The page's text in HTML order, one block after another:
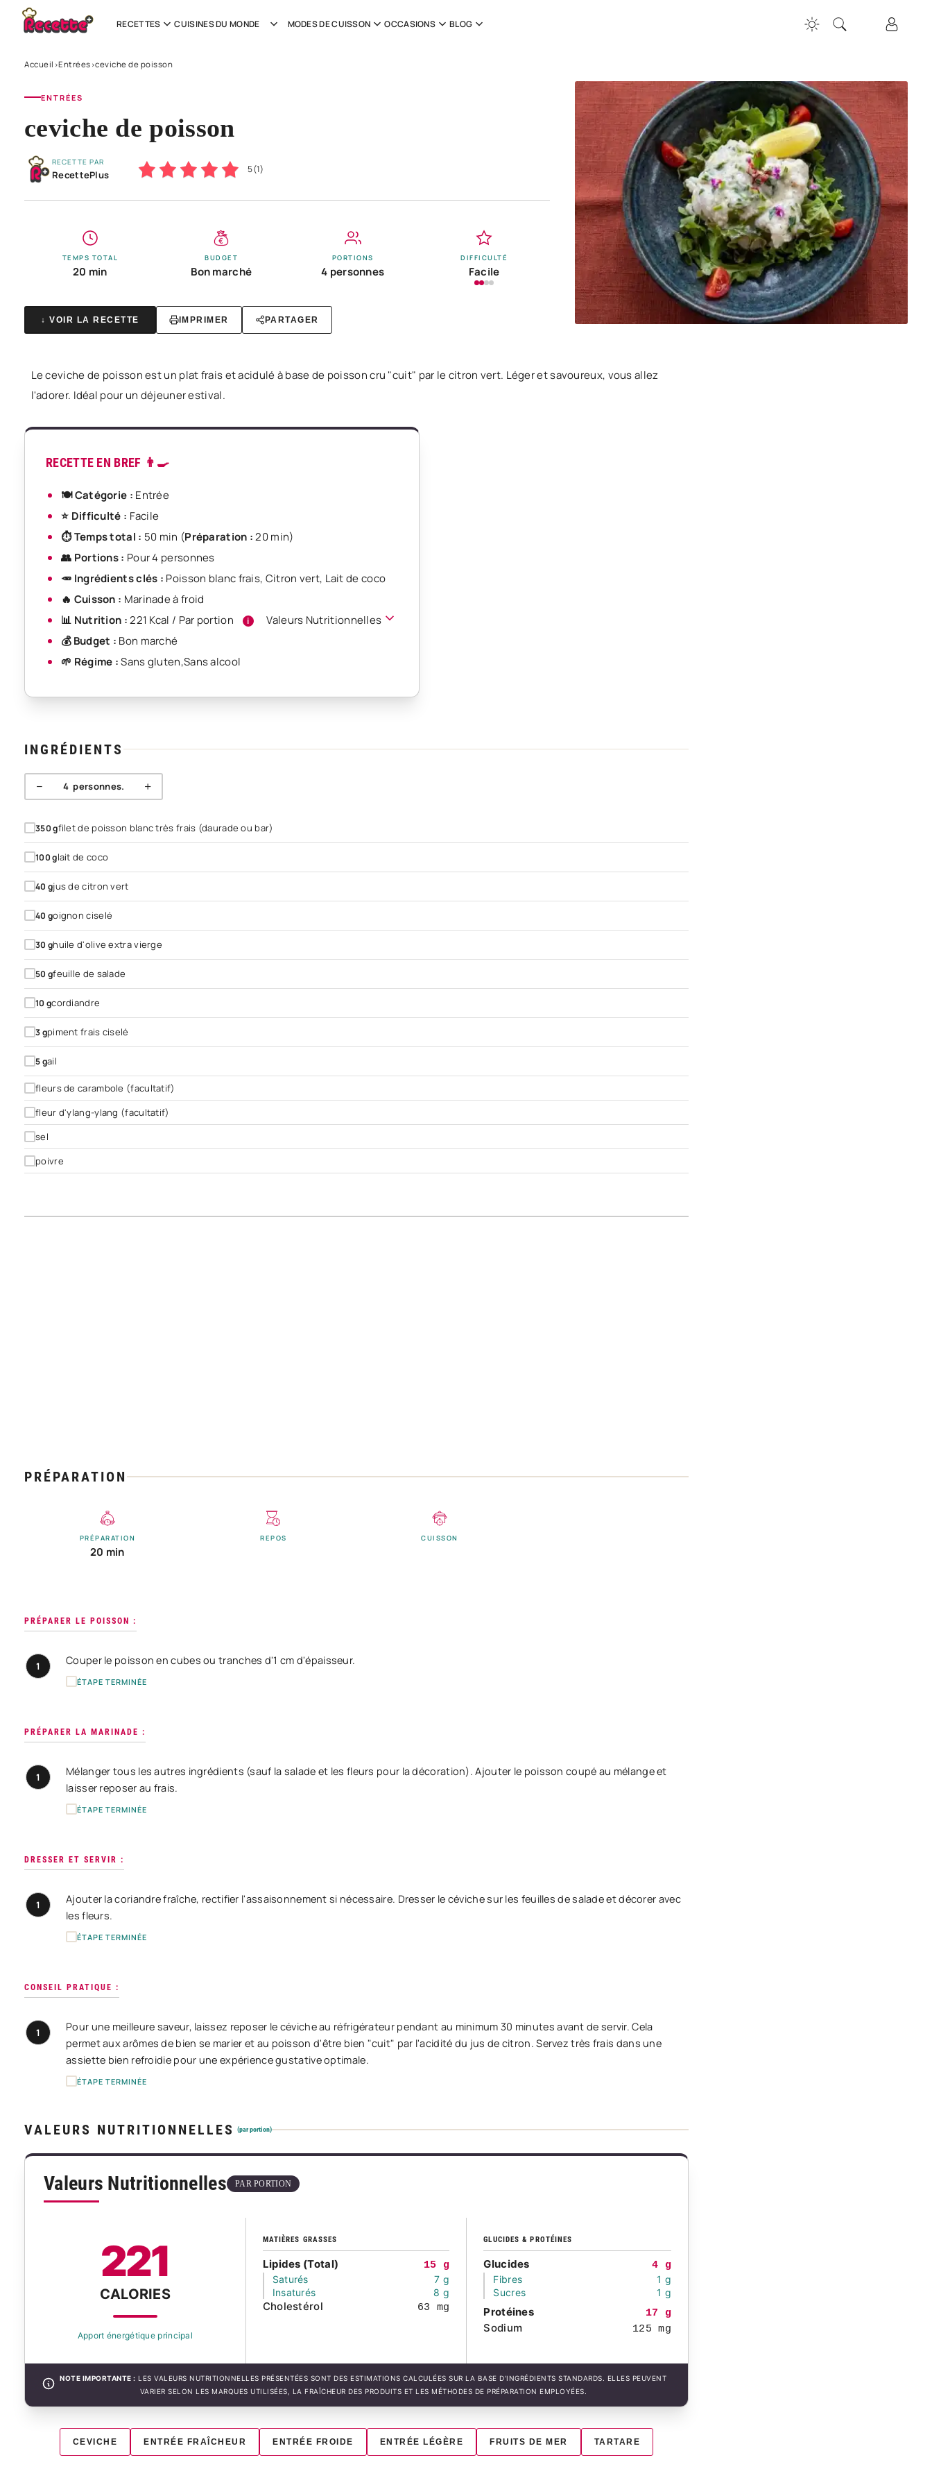
RECETTES CUISINES DU MONDE MODES DE CUISSON OCCASIONS BLOG
Accueil ›Entrées ›ceviche de poisson
ENTRÉES
ceviche de poisson
RECETTE PAR
RecettePlus 5(1)
TEMPS TOTAL
20 min
BUDGET
Bon marché
PORTIONS
4 personnes
DIFFICULTÉ
Facile
↓ VOIR LA RECETTE IMPRIMER PARTAGER
Le ceviche de poisson est un plat frais et acidulé à base de poisson cru "cuit" par le citron vert. Léger et savoureux, vous allez
l'adorer. Idéal pour un déjeuner estival.
RECETTE EN BREF 👨‍🍳
🍽️ Catégorie : Entrée
⭐ Difficulté : Facile
⏱️ Temps total : 50 min (Préparation : 20 min)
👥 Portions : Pour4 personnes
🥕 Ingrédients clés : Poisson blanc frais, Citron vert, Lait de coco
🔥 Cuisson : Marinade à froid
📊 Nutrition : 221 Kcal / Par portion i
Valeurs Nutritionnelles
💰 Budget : Bon marché
🌱 Régime : Sans gluten,Sans alcool
INGRÉDIENTS
− 4personnes. +
350gfilet de poisson blanc très frais (daurade ou bar)
100glait de coco
40 gjus de citron vert
40 goignon ciselé
30 ghuile d'olive extra vierge
50 gfeuille de salade
10 gcordiandre
3gpiment frais ciselé
5gail
fleurs de carambole (facultatif)
fleur d'ylang-ylang (facultatif)
sel
poivre
PRÉPARATION
PRÉPARATION
20 min
REPOS CUISSON
PRÉPARER LE POISSON :
1 Couper le poisson en cubes ou tranches d'1 cm d'épaisseur.
ÉTAPE TERMINÉE
PRÉPARER LA MARINADE :
1
Mélanger tous les autres ingrédients (sauf la salade et les fleurs pour la décoration). Ajouter le poisson coupé au mélange et
laisser reposer au frais.
ÉTAPE TERMINÉE
DRESSER ET SERVIR :
1
Ajouter la coriandre fraîche, rectifier l'assaisonnement si nécessaire. Dresser le céviche sur les feuilles de salade et décorer avec
les fleurs.
ÉTAPE TERMINÉE
CONSEIL PRATIQUE :
1
Pour une meilleure saveur, laissez reposer le céviche au réfrigérateur pendant au minimum 30 minutes avant de servir. Cela
permet aux arômes de bien se marier et au poisson d'être bien "cuit" par l'acidité du jus de citron. Servez très frais dans une
assiette bien refroidie pour une expérience gustative optimale.
ÉTAPE TERMINÉE
VALEURS NUTRITIONNELLES (par portion)
Valeurs Nutritionnelles PAR PORTION
221
CALORIES
Apport énergétique principal
MATIÈRES GRASSES
Lipides (Total)
15 g
Saturés
7 g
Insaturés
8 g
Cholestérol 63 mg
GLUCIDES & PROTÉINES
Glucides
4 g
Fibres
1 g
Sucres
1 g
Protéines 17 g
Sodium 125 mg
NOTE IMPORTANTE : LES VALEURS NUTRITIONNELLES PRÉSENTÉES SONT DES ESTIMATIONS CALCULÉES SUR LA BASE D'INGRÉDIENTS STANDARDS. ELLES PEUVENT
VARIER SELON LES MARQUES UTILISÉES, LA FRAÎCHEUR DES PRODUITS ET LES MÉTHODES DE PRÉPARATION EMPLOYÉES.
CEVICHE ENTRÉE FRAÎCHEUR ENTRÉE FROIDE ENTRÉE LÉGÈRE FRUITS DE MER TARTARE